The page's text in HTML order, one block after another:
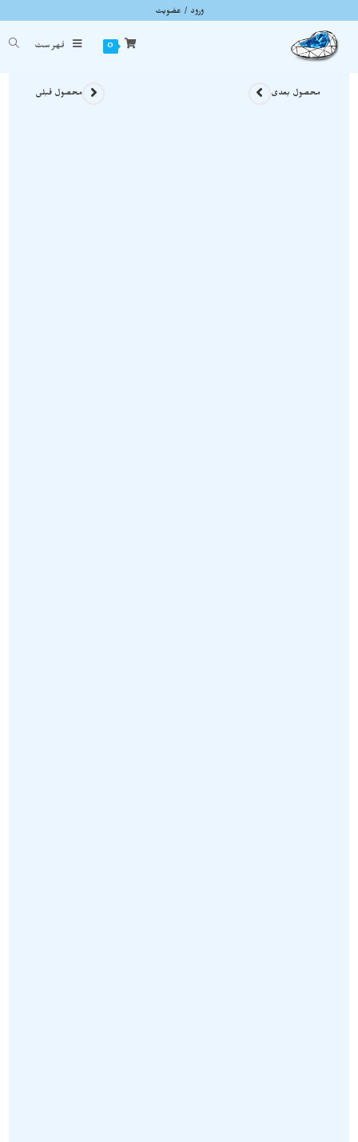
ورود / عضویت
0 فهرست شما اینجا هستید گردنبند کوارتز شکری با شاین عالی و زیبا نمونه اصل و معدنی A522
محصول قبلی محصول بعدی